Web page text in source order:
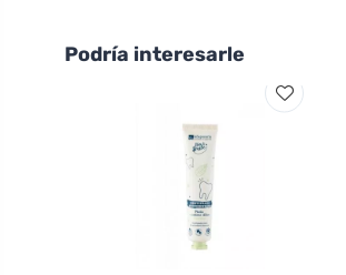
Podría interesarle